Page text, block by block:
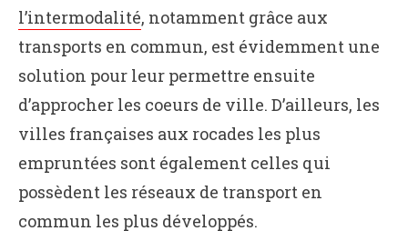
l’intermodalité, notamment grâce aux
transports en commun, est évidemment une
solution pour leur permettre ensuite
d’approcher les coeurs de ville. D’ailleurs, les
villes françaises aux rocades les plus
empruntées sont également celles qui
possèdent les réseaux de transport en
commun les plus développés.